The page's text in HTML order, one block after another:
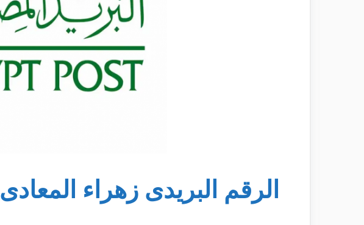
الرقم البريدى زهراء المعادى